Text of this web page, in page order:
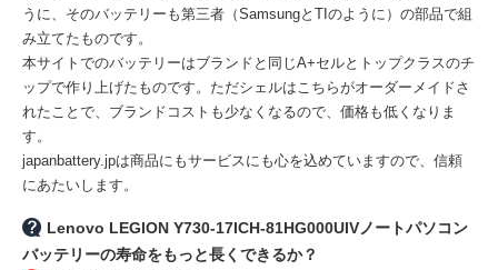
うに、そのバッテリーも第三者（SamsungとTIのように）の部品で組
み立てたものです。
本サイトでのバッテリーはブランドと同じA+セルとトップクラスのチ
ップで作り上げたものです。ただシェルはこちらがオーダーメイドさ
れたことで、ブランドコストも少なくなるので、価格も低くなりま
す。
japanbattery.jpは商品にもサービスにも心を込めていますので、信頼
にあたいします。
Lenovo LEGION Y730-17ICH-81HG000UIVノートパソコン
バッテリーの寿命をもっと長くできるか？